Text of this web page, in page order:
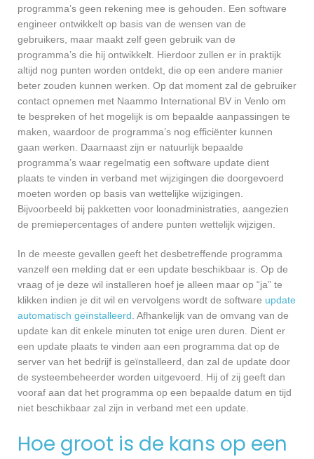
programma’s geen rekening mee is gehouden. Een software
engineer ontwikkelt op basis van de wensen van de
gebruikers, maar maakt zelf geen gebruik van de
programma’s die hij ontwikkelt. Hierdoor zullen er in praktijk
altijd nog punten worden ontdekt, die op een andere manier
beter zouden kunnen werken. Op dat moment zal de gebruiker
contact opnemen met Naammo International BV in Venlo om
te bespreken of het mogelijk is om bepaalde aanpassingen te
maken, waardoor de programma’s nog efficiënter kunnen
gaan werken. Daarnaast zijn er natuurlijk bepaalde
programma’s waar regelmatig een software update dient
plaats te vinden in verband met wijzigingen die doorgevoerd
moeten worden op basis van wettelijke wijzigingen.
Bijvoorbeeld bij pakketten voor loonadministraties, aangezien
de premiepercentages of andere punten wettelijk wijzigen.
In de meeste gevallen geeft het desbetreffende programma
vanzelf een melding dat er een update beschikbaar is. Op de
vraag of je deze wil installeren hoef je alleen maar op “ja” te
klikken indien je dit wil en vervolgens wordt de software update
automatisch geïnstalleerd . Afhankelijk van de omvang van de
update kan dit enkele minuten tot enige uren duren. Dient er
een update plaats te vinden aan een programma dat op de
server van het bedrijf is geïnstalleerd, dan zal de update door
de systeembeheerder worden uitgevoerd. Hij of zij geeft dan
vooraf aan dat het programma op een bepaalde datum en tijd
niet beschikbaar zal zijn in verband met een update.
Hoe groot is de kans op een